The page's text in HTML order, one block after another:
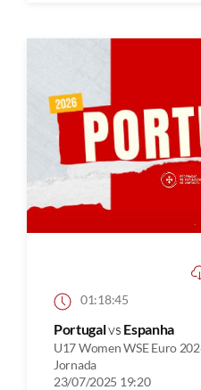
01:18:45
Portugalvs Espanha
U17 Women WSE Euro
Jornada
23/07/2025 19:20